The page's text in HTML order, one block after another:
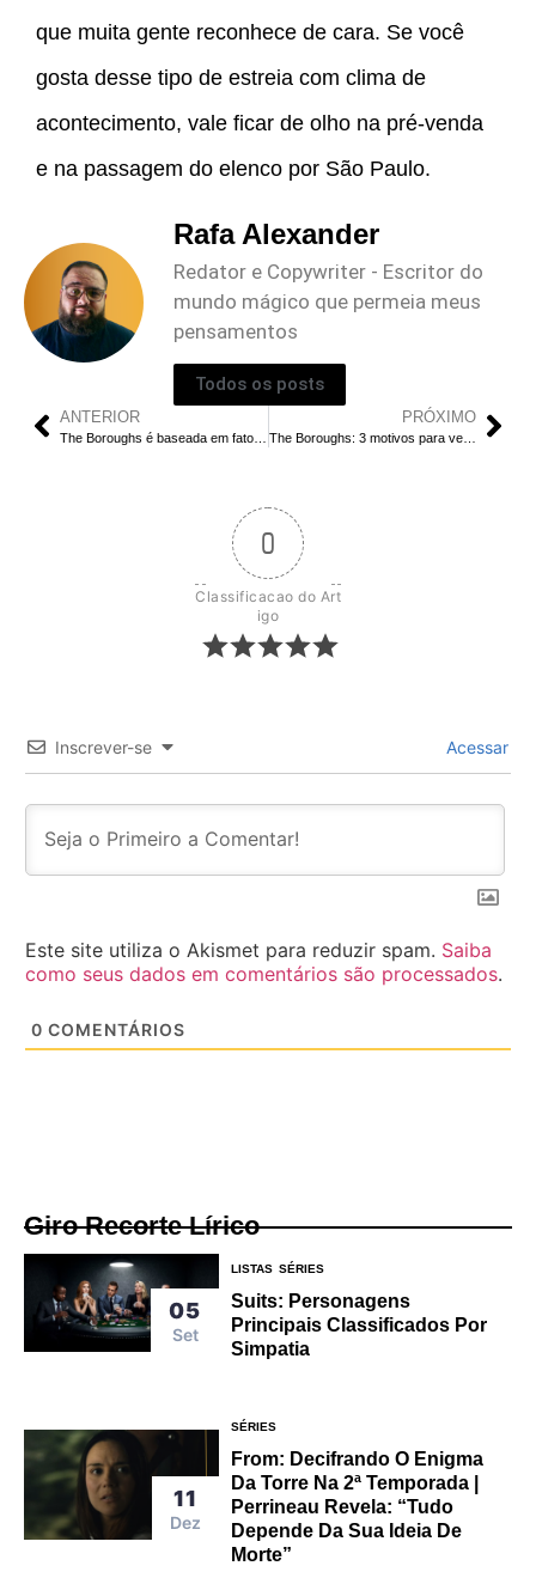
que muita gente reconhece de cara. Se você
gosta desse tipo de estreia com clima de
acontecimento, vale ficar de olho na pré-venda
e na passagem do elenco por São Paulo.
Rafa Alexander
Redator e Copywriter - Escritor do
mundo mágico que permeia meus
pensamentos
Todos os posts
ANTERIOR PRÓXIMO
The Boroughs: 3 motivos para ver no fim de semana
0
Classificacao do Art
igo
Inscrever-se Acessar
Este site utiliza o Akismet para reduzir spam. Saiba
como seus dados em comentários são processados.
0 COMENTÁRIOS
Giro Recorte Lírico
05
Set
LISTAS SÉRIES
Suits: Personagens
Principais Classificados Por
Simpatia
11
Dez
SÉRIES
From: Decifrando O Enigma
Da Torre Na 2ª Temporada |
Perrineau Revela: “Tudo
Depende Da Sua Ideia De
Morte”